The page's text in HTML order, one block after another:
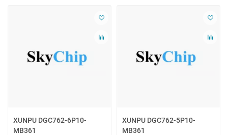
XUNPU DGC762-6P10-
MB361
XUNPU DGC762-5P10-
MB361